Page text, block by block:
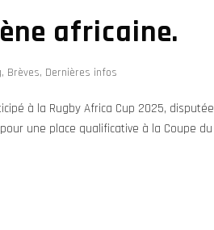
africaine.
, Brèves, Dernières infos
à la Rugby Africa Cup 2025, disputée
une place qualificative à la Coupe du